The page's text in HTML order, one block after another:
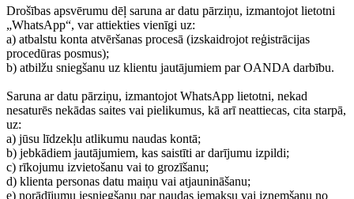
Drošības apsvērumu dēļ saruna ar datu pārziņu, izmantojot lietotni
„WhatsApp“, var attiekties vienīgi uz:
a) atbalstu konta atvēršanas procesā (izskaidrojot reģistrācijas
procedūras posmus);
b) atbilžu sniegšanu uz klientu jautājumiem par OANDA darbību.
Saruna ar datu pārziņu, izmantojot WhatsApp lietotni, nekad
nesaturēs nekādas saites vai pielikumus, kā arī neattiecas, cita starpā,
uz:
a) jūsu līdzekļu atlikumu naudas kontā;
b) jebkādiem jautājumiem, kas saistīti ar darījumu izpildi;
c) rīkojumu izvietošanu vai to grozīšanu;
d) klienta personas datu maiņu vai atjaunināšanu;
e) norādījumu iesniegšanu par naudas iemaksu vai izņemšanu no